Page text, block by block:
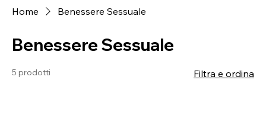
Home Benessere Sessuale
Benessere Sessuale
5 prodotti Filtra e ordina